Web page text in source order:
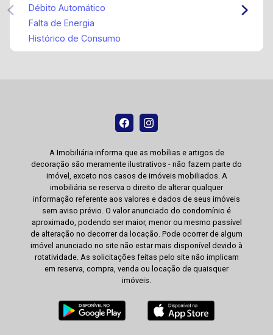
Débito Automático
Falta de Energia
Histórico de Consumo
A Imobiliária informa que as mobílias e artigos de
decoração são meramente ilustrativos - não fazem parte do
imóvel, exceto nos casos de imóveis mobiliados. A
imobiliária se reserva o direito de alterar qualquer
informação referente aos valores e dados de seus imóveis
sem aviso prévio. O valor anunciado do condomínio é
aproximado, podendo ser maior, menor ou mesmo passível
de alteração no decorrer da locação. Pode ocorrer de algum
imóvel anunciado no site não estar mais disponível devido à
rotatividade. As solicitações feitas pelo site não implicam
em reserva, compra, venda ou locação de quaisquer
imóveis.